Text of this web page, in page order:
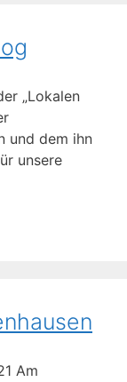
„Lokalen
und dem ihn
unsere
Am